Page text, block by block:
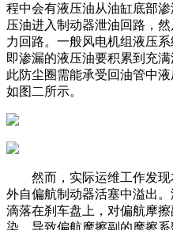
程中会有液压油从油缸底部
压油进入制动器泄油回路，
力回路。一般风电机组液压
即渗漏的液压油要积累到充
此防尘圈需能承受回油管中
如图二所示。
然而，实际运维工作发现
外自偏航制动器活塞中溢出
滴落在刹车盘上，对偏航摩
染，导致偏航摩擦副的摩擦